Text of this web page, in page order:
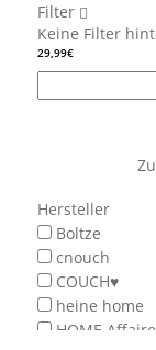
Filter
Keine Filter
29,99€
Hersteller
Boltze
cnouch
COUCH♥
heine home
HOME Affaire